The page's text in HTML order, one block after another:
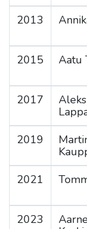
2013
2015
Aatu
2017
2019
2021
2023
Aarne